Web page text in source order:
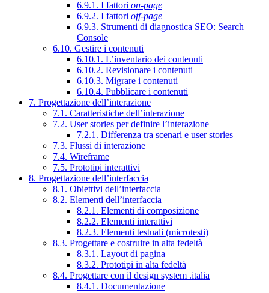
6.9.1. I fattori on-page
6.9.2. I fattori off-page
6.9.3. Strumenti di diagnostica SEO: Search
Console
6.10. Gestire i contenuti
6.10.1. L’inventario dei contenuti
6.10.2. Revisionare i contenuti
6.10.3. Migrare i contenuti
6.10.4. Pubblicare i contenuti
7. Progettazione dell’interazione
7.1. Caratteristiche dell’interazione
7.2. User stories per definire l’interazione
7.2.1. Differenza tra scenari e user stories
7.3. Flussi di interazione
7.4. Wireframe
7.5. Prototipi interattivi
8. Progettazione dell’interfaccia
8.1. Obiettivi dell’interfaccia
8.2. Elementi dell’interfaccia
8.2.1. Elementi di composizione
8.2.2. Elementi interattivi
8.2.3. Elementi testuali (microtesti)
8.3. Progettare e costruire in alta fedeltà
8.3.1. Layout di pagina
8.3.2. Prototipi in alta fedeltà
8.4. Progettare con il design system .italia
8.4.1. Documentazione